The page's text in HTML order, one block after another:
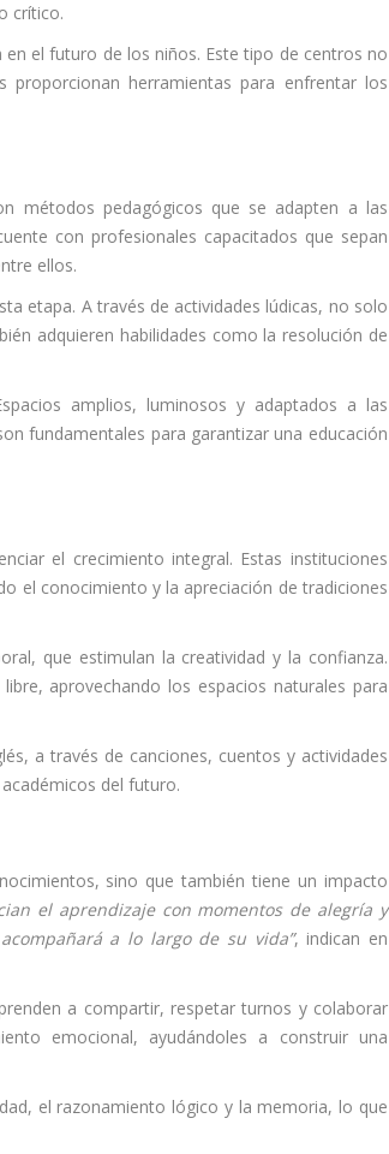
crítico.
el futuro de los niños. Este tipo de centros no
herramientas para enfrentar los
métodos pedagógicos que se adapten a las
con profesionales capacitados que sepan
ellos.
etapa. A través de actividades lúdicas, no solo
adquieren habilidades como la resolución de
amplios, luminosos y adaptados a las
fundamentales para garantizar una educación
el crecimiento integral. Estas instituciones
el conocimiento y la apreciación de tradiciones
que estimulan la creatividad y la confianza.
aprovechando los espacios naturales para
a través de canciones, cuentos y actividades
del futuro.
sino que también tiene un impacto
el aprendizaje con momentos de alegría y
a lo largo de su vida”, indican en
a compartir, respetar turnos y colaborar
emocional, ayudándoles a construir una
el razonamiento lógico y la memoria, lo que